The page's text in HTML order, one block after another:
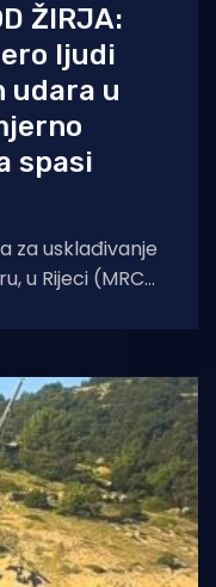
ŽIRJA:
ljudi
udara u
spasi
za usklađivanje
u Rijeci (MRCC